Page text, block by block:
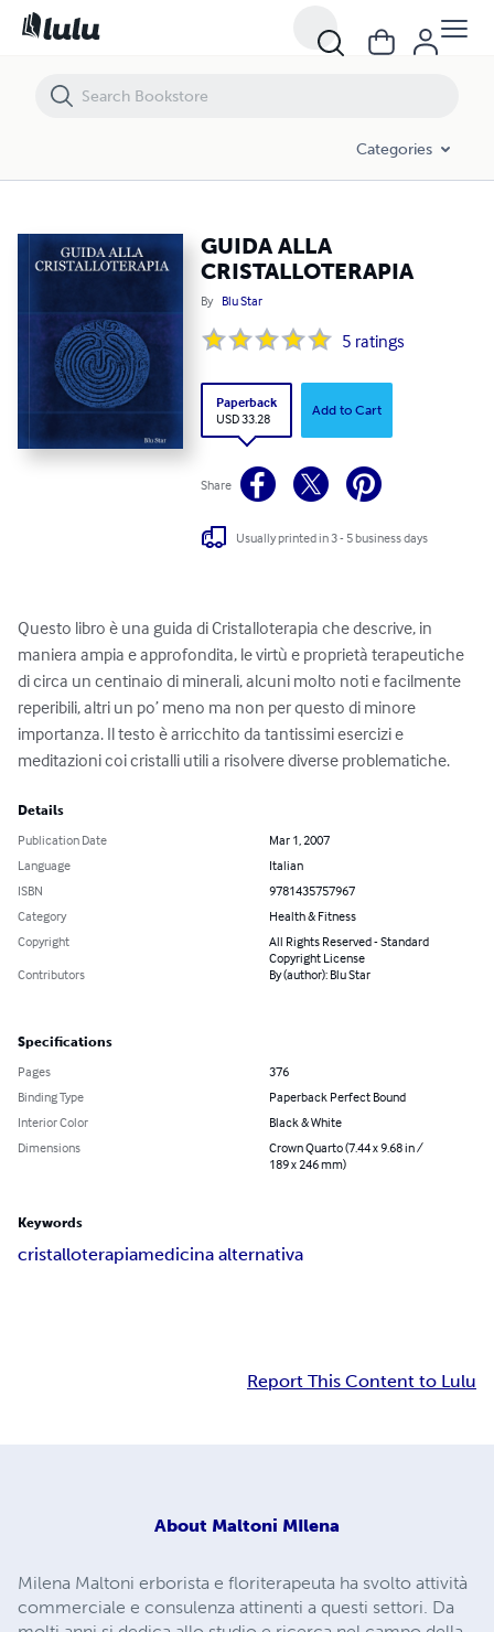
Categories
GUIDA ALLA
CRISTALLOTERAPIA
By Blu Star
5 ratings
Paperback
USD 33.28
Add to Cart
Share
Usually printed in 3 - 5 business days
Questo libro è una guida di Cristalloterapia che descrive, in
maniera ampia e approfondita, le virtù e proprietà terapeutiche
di circa un centinaio di minerali, alcuni molto noti e facilmente
reperibili, altri un po’ meno ma non per questo di minore
importanza. Il testo è arricchito da tantissimi esercizi e
meditazioni coi cristalli utili a risolvere diverse problematiche.
Details
Publication Date
Mar 1, 2007
Language
Italian
ISBN
9781435757967
Category
Health & Fitness
Copyright
All Rights Reserved - Standard
Copyright License
Contributors
By (author): Blu Star
Specifications
Pages
376
Binding Type
Paperback Perfect Bound
Interior Color
Black & White
Dimensions
Crown Quarto (7.44 x 9.68 in /
189 x 246 mm)
Keywords
cristalloterapiamedicina alternativa
Report This Content to Lulu
About Maltoni MIlena
Milena Maltoni erborista e floriterapeuta ha svolto attività
commerciale e consulenza attinenti a questi settori. Da
GUIDA ALLA CRISTALLOTERAPIA